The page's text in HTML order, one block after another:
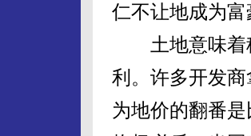
仁不让地成为
土地意味着稀
利。许多开发
为地价的翻番